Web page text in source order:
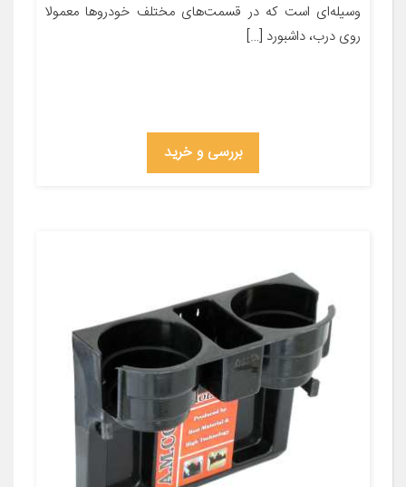
وسیله‌ای است که در قسمت‌های مختلف خودروها معمولا
روی درب، داشبورد […]
بررسی و خرید